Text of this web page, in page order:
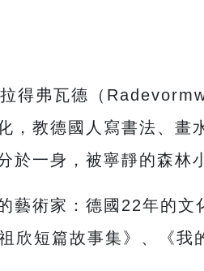
得弗瓦德（
，教德國人寫書法、畫
於一身，被寧靜的森林
藝術家：德國22年的
欣短篇故事集》、《我